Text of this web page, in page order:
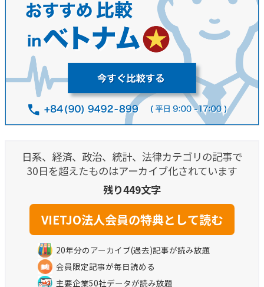
日系、経済、政治、統計、法律カテゴリの記事で
30日を超えたものはアーカイブ化されています
残り449文字
20年分のアーカイブ(過去)記事が読み放題
会員限定記事が毎日読める
主要企業50社データが読み放題